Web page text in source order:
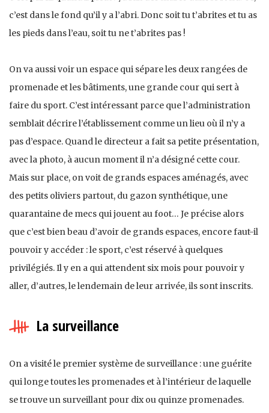
c’est dans le fond qu’il y a l’abri. Donc soit tu t’abrites et tu as
les pieds dans l’eau, soit tu ne t’abrites pas !
On va aussi voir un espace qui sépare les deux rangées de
promenade et les bâtiments, une grande cour qui sert à
faire du sport. C’est intéressant parce que l’administration
semblait décrire l’établissement comme un lieu où il n’y a
pas d’espace. Quand le directeur a fait sa petite présentation,
avec la photo, à aucun moment il n’a désigné cette cour.
Mais sur place, on voit de grands espaces aménagés, avec
des petits oliviers partout, du gazon synthétique, une
quarantaine de mecs qui jouent au foot… Je précise alors
que c’est bien beau d’avoir de grands espaces, encore faut-il
pouvoir y accéder : le sport, c’est réservé à quelques
privilégiés. Il y en a qui attendent six mois pour pouvoir y
aller, d’autres, le lendemain de leur arrivée, ils sont inscrits.
La surveillance
On a visité le premier système de surveillance : une guérite
qui longe toutes les promenades et à l’intérieur de laquelle
se trouve un surveillant pour dix ou quinze promenades.